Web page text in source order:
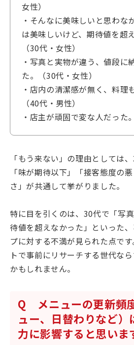
女性）
・そんなに美味しいと思わな
は美味しいけど、期待値を超
（30代・女性）
・写真と実物が違う、値段に
た。（30代・女性）
・店内の清潔感が無く、料理
（40代・男性）
・店主が頑固で変な人だった
「もう来ない」の理由としては
「味が期待以下」「接客態度の
さ」が共通して挙がりました。
特に目を引くのは、30代で「写
待値を超えなかった」といった
プに対する不満が見られた点で
トで事前にリサーチする世代な
かもしれません。
Q メニューの更新頻
ュー、日替わりなど）
力に影響すると思いま